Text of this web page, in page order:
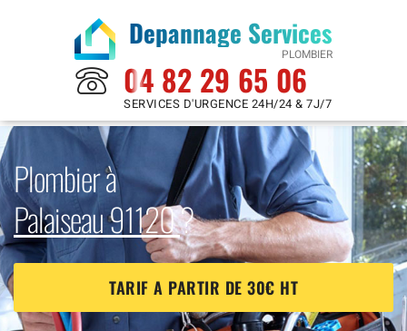
Depannage Services
PLOMBIER
04 82 29 65 06
SERVICES D'URGENCE 24H/24 & 7J/7
Plombier à
Palaiseau 91120?
TARIF A PARTIR DE 30€ HT